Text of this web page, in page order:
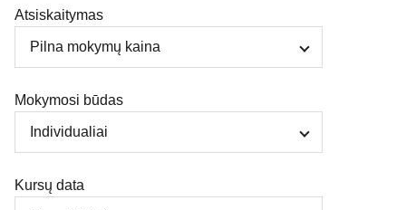
Atsiskaitymas
Mokymosi būdas
Kursų data